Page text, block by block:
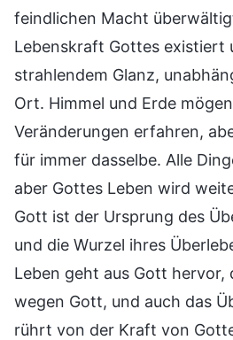
feindlichen Macht
Lebenskraft Gottes existiert
strahlendem Glanz,
Ort. Himmel und Erde
Veränderungen erfahren,
für immer dasselbe. Alle
aber Gottes Leben wird
Gott ist der Ursprung des
und die Wurzel ihres
Leben geht aus Gott hervor,
wegen Gott, und auch das
rührt von der Kraft von